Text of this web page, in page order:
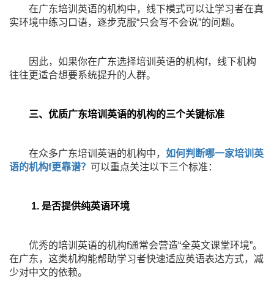
在广东培训英语的机构中，线下模式可以让学习者在真
实环境中练习口语，逐步克服“只会写不会说”的问题。
因此，如果你在广东选择培训英语的机构f，线下机构
往往更适合想要系统提升的人群。
三、优质广东培训英语的机构的三个关键标准
在众多广东培训英语的机构中， 如何判断哪一家培训英
语的机构f更靠谱？ 可以重点关注以下三个标准：
1. 是否提供纯英语环境
优秀的培训英语的机构f通常会营造“全英文课堂环境”。
在广东，这类机构能帮助学习者快速适应英语表达方式，减
少对中文的依赖。